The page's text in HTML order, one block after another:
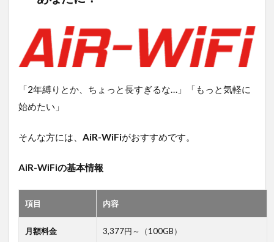
ット
WiFi
の対
応エ
リア
どう
やっ
て確
れば
いい
Q3.
ット
「2年縛りとか、ちょっと長すぎるな…」「もっと気軽に
始めたい」
そんな方には、 AiR-WiFiがおすすめです。
AiR-WiFiの基本情報
項目 内容
月額料金 3,377円～（100GB）